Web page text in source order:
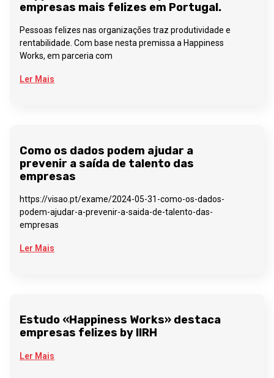
empresas mais felizes em Portugal.
Pessoas felizes nas organizações traz produtividade e
rentabilidade. Com base nesta premissa a Happiness
Works, em parceria com
Ler Mais
Como os dados podem ajudar a
prevenir a saída de talento das
empresas
https://visao.pt/exame/2024-05-31-como-os-dados-
podem-ajudar-a-prevenir-a-saida-de-talento-das-
empresas
Ler Mais
Estudo «Happiness Works» destaca
empresas felizes by IIRH
Ler Mais